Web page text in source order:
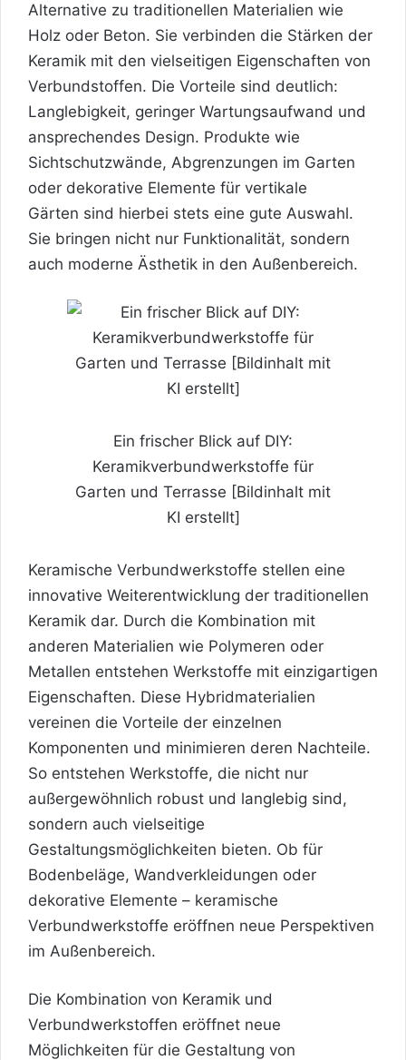
Alternative zu traditionellen Materialien wie
Holz oder Beton. Sie verbinden die Stärken der
Keramik mit den vielseitigen Eigenschaften von
Verbundstoffen. Die Vorteile sind deutlich:
Langlebigkeit, geringer Wartungsaufwand und
ansprechendes Design. Produkte wie
Sichtschutzwände, Abgrenzungen im Garten
oder dekorative Elemente für vertikale
Gärten sind hierbei stets eine gute Auswahl.
Sie bringen nicht nur Funktionalität, sondern
auch moderne Ästhetik in den Außenbereich.
Ein frischer Blick auf DIY:
Keramikverbundwerkstoffe für
Garten und Terrasse [Bildinhalt mit
KI erstellt]
Keramische Verbundwerkstoffe stellen eine
innovative Weiterentwicklung der traditionellen
Keramik dar. Durch die Kombination mit
anderen Materialien wie Polymeren oder
Metallen entstehen Werkstoffe mit einzigartigen
Eigenschaften. Diese Hybridmaterialien
vereinen die Vorteile der einzelnen
Komponenten und minimieren deren Nachteile.
So entstehen Werkstoffe, die nicht nur
außergewöhnlich robust und langlebig sind,
sondern auch vielseitige
Gestaltungsmöglichkeiten bieten. Ob für
Bodenbeläge, Wandverkleidungen oder
dekorative Elemente – keramische
Verbundwerkstoffe eröffnen neue Perspektiven
im Außenbereich.
Die Kombination von Keramik und
Verbundwerkstoffen eröffnet neue
Möglichkeiten für die Gestaltung von